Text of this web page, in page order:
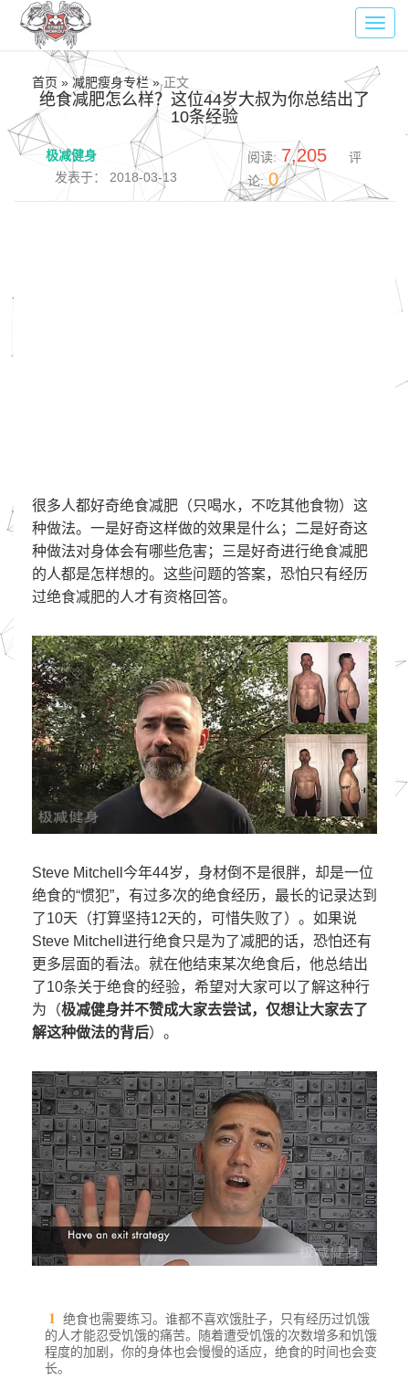
首页 » 减肥瘦身专栏 »正文
绝食减肥怎么样？这位44岁大叔为你总结出了
10条经验
极减健身
发表于： 2018-03-13
阅读: 7,205
评
论: 0
很多人都好奇绝食减肥（只喝水，不吃其他食物）这
种做法。一是好奇这样做的效果是什么；二是好奇这
种做法对身体会有哪些危害；三是好奇进行绝食减肥
的人都是怎样想的。这些问题的答案，恐怕只有经历
过绝食减肥的人才有资格回答。
Steve Mitchell今年44岁，身材倒不是很胖，却是一位
绝食的“惯犯”，有过多次的绝食经历，最长的记录达到
了10天（打算坚持12天的，可惜失败了）。如果说
Steve Mitchell进行绝食只是为了减肥的话，恐怕还有
更多层面的看法。就在他结束某次绝食后，他总结出
了10条关于绝食的经验，希望对大家可以了解这种行
为（极减健身并不赞成大家去尝试，仅想让大家去了
解这种做法的背后）。
绝食也需要练习。谁都不喜欢饿肚子，只有经历过饥饿
的人才能忍受饥饿的痛苦。随着遭受饥饿的次数增多和饥饿
程度的加剧，你的身体也会慢慢的适应，绝食的时间也会变
长。